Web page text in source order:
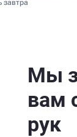
завтра
Мы
вам
рук